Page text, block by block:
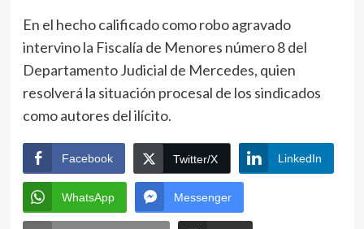
En el hecho calificado como robo agravado
intervino la Fiscalía de Menores número 8 del
Departamento Judicial de Mercedes, quien
resolverá la situación procesal de los sindicados
como autores del ilícito.
Facebook Twitter/X LinkedIn
WhatsApp Messenger